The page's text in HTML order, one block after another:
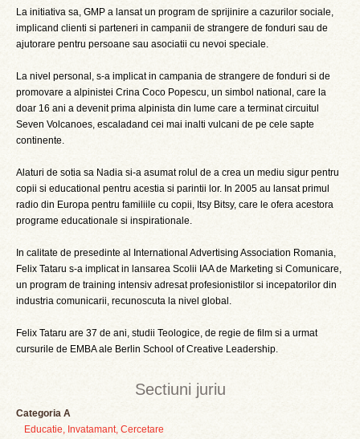
Sectiuni juriu
Categoria A
Educatie, Invatamant, Cercetare
La initiativa sa, GMP a lansat un program de sprijinire a cazurilor sociale,
implicand clienti si parteneri in campanii de strangere de fonduri sau de
ajutorare pentru persoane sau asociatii cu nevoi speciale.
La nivel personal, s-a implicat in campania de strangere de fonduri si de
promovare a alpinistei Crina Coco Popescu, un simbol national, care la
doar 16 ani a devenit prima alpinista din lume care a terminat circuitul
Seven Volcanoes, escaladand cei mai inalti vulcani de pe cele sapte
continente.
Alaturi de sotia sa Nadia si-a asumat rolul de a crea un mediu sigur pentru
copii si educational pentru acestia si parintii lor. In 2005 au lansat primul
radio din Europa pentru familiile cu copii, Itsy Bitsy, care le ofera acestora
programe educationale si inspirationale.
In calitate de presedinte al International Advertising Association Romania,
Felix Tataru s-a implicat in lansarea Scolii IAA de Marketing si Comunicare,
un program de training intensiv adresat profesionistilor si incepatorilor din
industria comunicarii, recunoscuta la nivel global.
Felix Tataru are 37 de ani, studii Teologice, de regie de film si a urmat
cursurile de EMBA ale Berlin School of Creative Leadership.